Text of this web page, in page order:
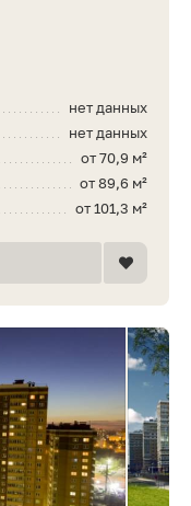
нет данных
нет данных
от 70,9 м²
от 89,6 м²
от 101,3 м²